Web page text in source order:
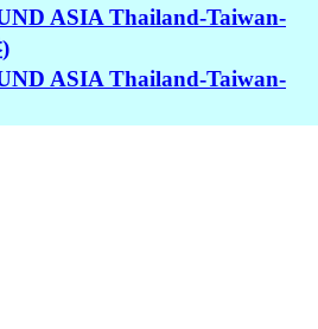
ASIA Thailand-Taiwan-
ASIA Thailand-Taiwan-